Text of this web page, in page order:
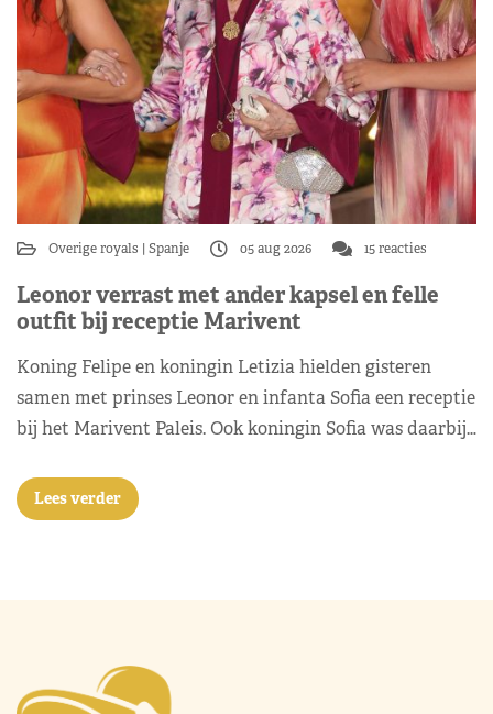
Overige royals Spanje 05 aug 2026 15 reacties
Leonor verrast met ander kapsel en felle
outfit bij receptie Marivent
Koning Felipe en koningin Letizia hielden gisteren
samen met prinses Leonor en infanta Sofia een receptie
bij het Marivent Paleis. Ook koningin Sofia was daarbij…
Lees verder